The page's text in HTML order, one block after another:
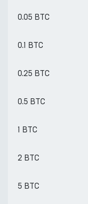
0.05 BTC
0.1 BTC
0.25 BTC
0.5 BTC
1 BTC
2 BTC
5 BTC